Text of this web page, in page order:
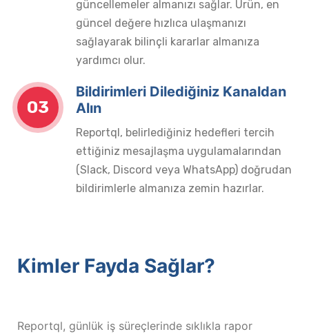
güncellemeler almanızı sağlar. Ürün, en
güncel değere hızlıca ulaşmanızı
sağlayarak bilinçli kararlar almanıza
yardımcı olur.
03
Bildirimleri Dilediğiniz Kanaldan
Alın
Reportql, belirlediğiniz hedefleri tercih
ettiğiniz mesajlaşma uygulamalarından
(Slack, Discord veya WhatsApp) doğrudan
bildirimlerle almanıza zemin hazırlar.
Kimler Fayda Sağlar?
Reportql, günlük iş süreçlerinde sıklıkla rapor